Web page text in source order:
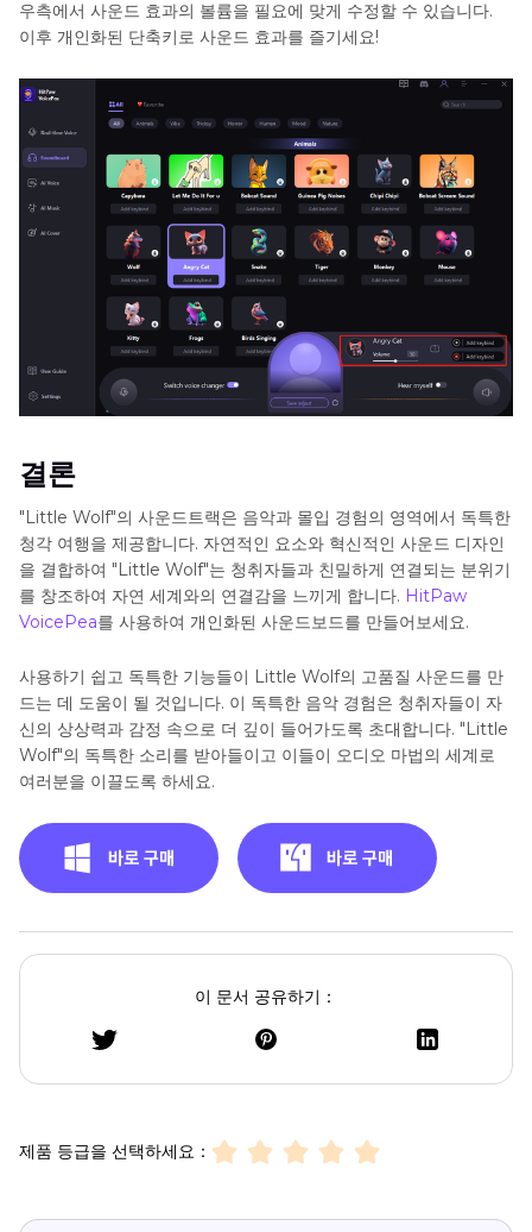
우측에서 사운드 효과의 볼륨을 필요에 맞게 수정할 수 있습니다.
이후 개인화된 단축키로 사운드 효과를 즐기세요!
결론
"Little Wolf"의 사운드트랙은 음악과 몰입 경험의 영역에서 독특한
청각 여행을 제공합니다. 자연적인 요소와 혁신적인 사운드 디자인
을 결합하여 "Little Wolf"는 청취자들과 친밀하게 연결되는 분위기
를 창조하여 자연 세계와의 연결감을 느끼게 합니다. HitPaw
VoicePea를 사용하여 개인화된 사운드보드를 만들어보세요.
사용하기 쉽고 독특한 기능들이 Little Wolf의 고품질 사운드를 만
드는 데 도움이 될 것입니다. 이 독특한 음악 경험은 청취자들이 자
신의 상상력과 감정 속으로 더 깊이 들어가도록 초대합니다. "Little
Wolf"의 독특한 소리를 받아들이고 이들이 오디오 마법의 세계로
여러분을 이끌도록 하세요.
이 문서 공유하기：
제품 등급을 선택하세요：